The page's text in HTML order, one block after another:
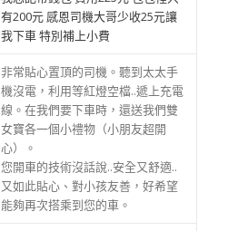
有200元 感恩司機大哥少收25元讓
我下車 特別補上小費
非常貼心置頂的司機。聽到太太手
機沒電，利用等紅燈空檔..遞上充電
線。在我們要下車時，還送我們雙
女寶各一個小禮物（小朋友超開
心）。
您開車的技術沒話說..安全又舒適..
又如此貼心、對小孩友善，好希望
能夠再次搭乘到您的車。